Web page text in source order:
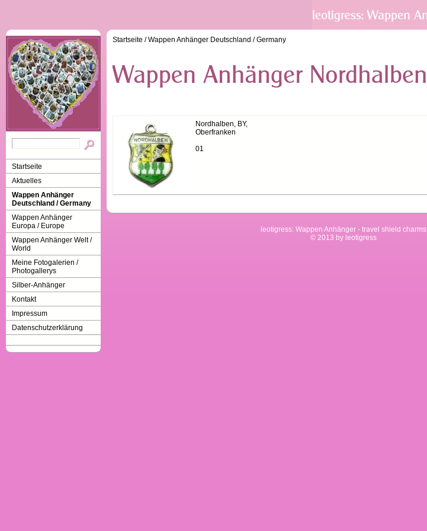
Startseite
Aktuelles
Wappen Anhänger
Deutschland / Germany
Wappen Anhänger
Europa / Europe
Wappen Anhänger Welt /
World
Meine Fotogalerien /
Photogallerys
Silber-Anhänger
Kontakt
Impressum
Datenschutzerklärung
Startseite /Wappen Anhänger Deutschland / Germany
Nordhalben, BY,
Oberfranken
01
leotigress: Wappen Anhänger - travel shield charms
© 2013 by leotigress